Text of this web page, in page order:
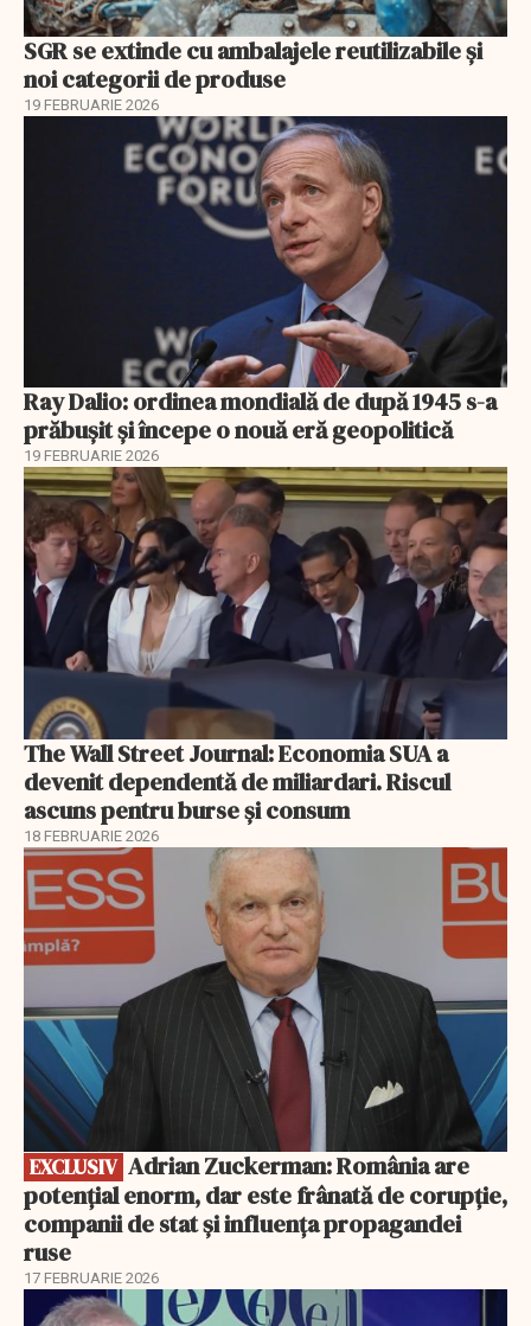
SGR se extinde cu ambalajele reutilizabile și
noi categorii de produse
19 FEBRUARIE 2026
Ray Dalio: ordinea mondială de după 1945 s-a
prăbușit și începe o nouă eră geopolitică
19 FEBRUARIE 2026
The Wall Street Journal: Economia SUA a
devenit dependentă de miliardari. Riscul
ascuns pentru burse și consum
18 FEBRUARIE 2026
EXCLUSIV
EXCLUSIV
potențial enorm, dar este frânată de corupție,
companii de stat și influența propagandei
ruse
17 FEBRUARIE 2026
EXCLUSIV